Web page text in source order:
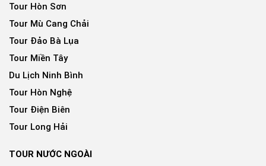
Tour Hòn Sơn
Tour Mù Cang Chải
Tour Đảo Bà Lụa
Tour Miền Tây
Du Lịch Ninh Bình
Tour Hòn Nghệ
Tour Điện Biên
Tour Long Hải
TOUR NƯỚC NGOÀI